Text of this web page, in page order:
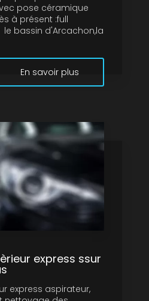
pose céramique
à présent :full
bassin d'Arcachon,la
En savoir plus
express ssur
express aspirateur,